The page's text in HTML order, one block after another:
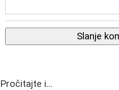
Slanje
Pročitajte i...